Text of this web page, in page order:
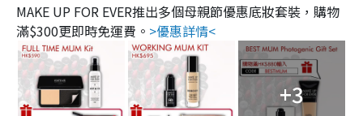
MAKE UP FOR EVER推出多個母親節優惠底妝套裝，購物
滿$300更即時免運費。 >優惠詳情<
+3